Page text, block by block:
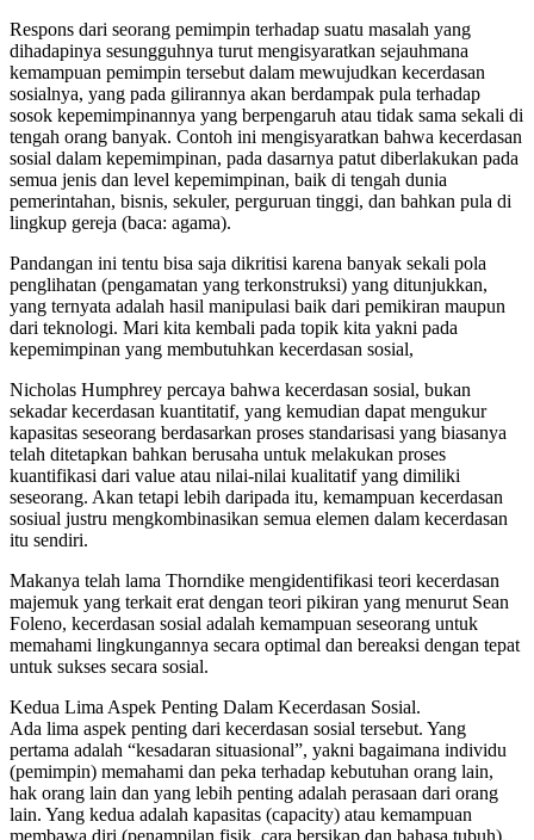
Respons dari seorang pemimpin terhadap suatu masalah yang
dihadapinya sesungguhnya turut mengisyaratkan sejauhmana
kemampuan pemimpin tersebut dalam mewujudkan kecerdasan
sosialnya, yang pada gilirannya akan berdampak pula terhadap
sosok kepemimpinannya yang berpengaruh atau tidak sama sekali di
tengah orang banyak. Contoh ini mengisyaratkan bahwa kecerdasan
sosial dalam kepemimpinan, pada dasarnya patut diberlakukan pada
semua jenis dan level kepemimpinan, baik di tengah dunia
pemerintahan, bisnis, sekuler, perguruan tinggi, dan bahkan pula di
lingkup gereja (baca: agama).
Pandangan ini tentu bisa saja dikritisi karena banyak sekali pola
penglihatan (pengamatan yang terkonstruksi) yang ditunjukkan,
yang ternyata adalah hasil manipulasi baik dari pemikiran maupun
dari teknologi. Mari kita kembali pada topik kita yakni pada
kepemimpinan yang membutuhkan kecerdasan sosial,
Nicholas Humphrey percaya bahwa kecerdasan sosial, bukan
sekadar kecerdasan kuantitatif, yang kemudian dapat mengukur
kapasitas seseorang berdasarkan proses standarisasi yang biasanya
telah ditetapkan bahkan berusaha untuk melakukan proses
kuantifikasi dari value atau nilai-nilai kualitatif yang dimiliki
seseorang. Akan tetapi lebih daripada itu, kemampuan kecerdasan
sosiual justru mengkombinasikan semua elemen dalam kecerdasan
itu sendiri.
Makanya telah lama Thorndike mengidentifikasi teori kecerdasan
majemuk yang terkait erat dengan teori pikiran yang menurut Sean
Foleno, kecerdasan sosial adalah kemampuan seseorang untuk
memahami lingkungannya secara optimal dan bereaksi dengan tepat
untuk sukses secara sosial.
Kedua Lima Aspek Penting Dalam Kecerdasan Sosial.
Ada lima aspek penting dari kecerdasan sosial tersebut. Yang
pertama adalah “kesadaran situasional”, yakni bagaimana individu
(pemimpin) memahami dan peka terhadap kebutuhan orang lain,
hak orang lain dan yang lebih penting adalah perasaan dari orang
lain. Yang kedua adalah kapasitas (capacity) atau kemampuan